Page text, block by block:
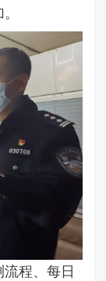
程、每日